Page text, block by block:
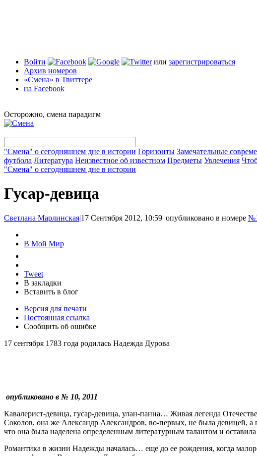
Войти или зарегистрироваться
Архив номеров
«Смена» в Твиттере
на Facebook
Осторожно, смена парадигм
"Смена" о сегодняшнем дне в истории Горизонты Замечательные
футбола Литература Неизвестное об известном Предметы Увлечения
"Смена" о сегодняшнем дне в истории
Гусар-девица
Светлана Марлинская|17 Сентября 2012, 10:59| опубликовано в номере
В Мой Мир
Tweet
В закладки
Вставить в блог
Версия для печати
Постоянная ссылка
Сообщить об ошибке
17 сентября 1783 года родилась Надежда Дурова
опубликовано в № 10, 2011
Кавалерист-девица, гусар-девица, улан-панна… Живая легенда
Соколов, она же Александр Александров, во-первых, не была девицей,
что она была наделена определенным литературным талантом и
Романтика в жизни Надежды началась… еще до ее рождения, когда